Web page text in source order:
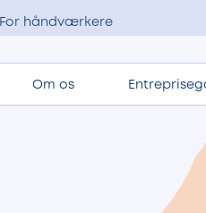
For håndværkere
Om os